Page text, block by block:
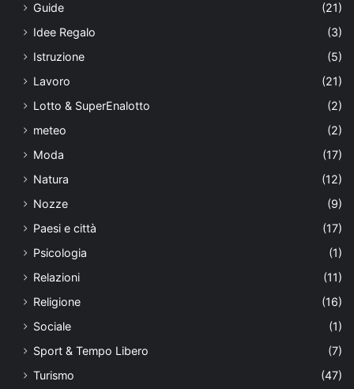
Guide
(21)
Idee Regalo
(3)
Istruzione
(5)
Lavoro
(21)
Lotto & SuperEnalotto
(2)
meteo
(2)
Moda
(17)
Natura
(12)
Nozze
(9)
Paesi e città
(17)
Psicologia
(1)
Relazioni
(11)
Religione
(16)
Sociale
(1)
Sport & Tempo Libero
(7)
Turismo
(47)